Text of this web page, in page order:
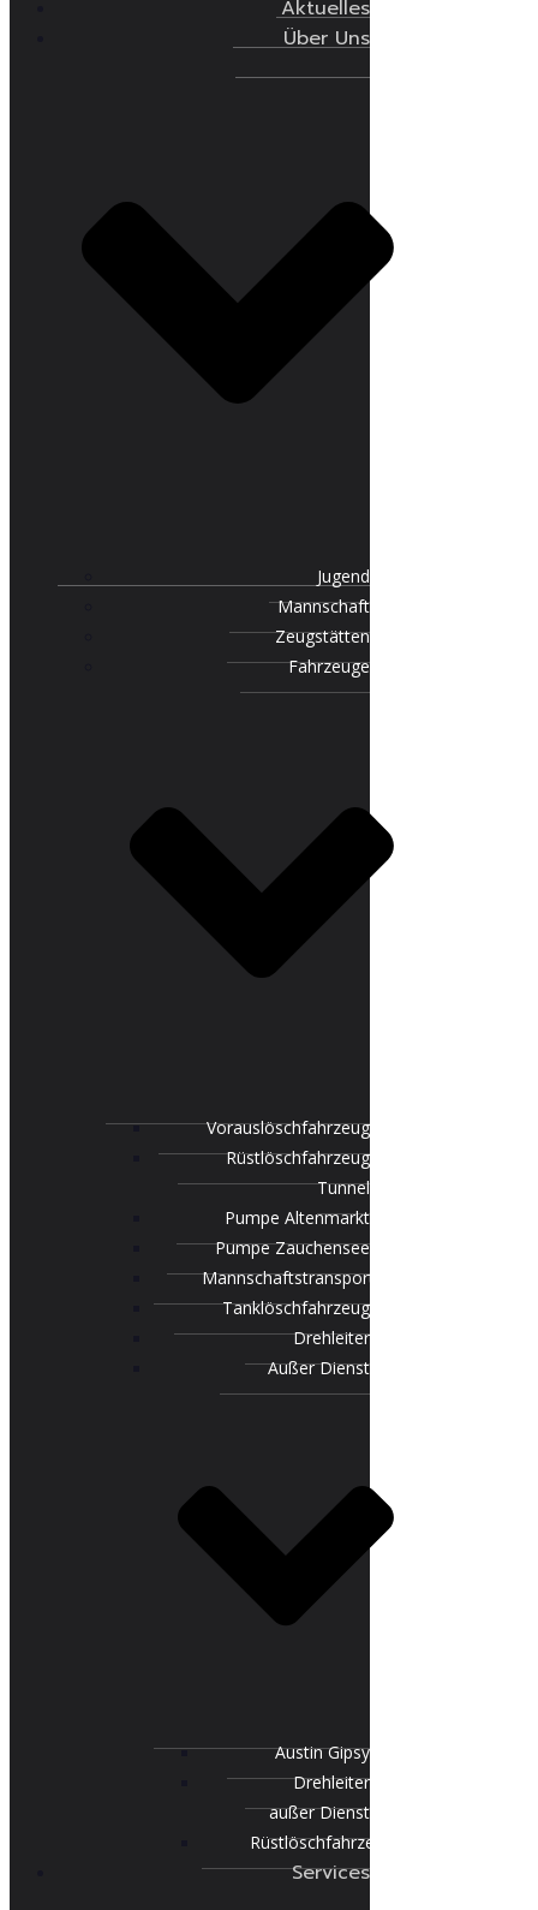
Aktuelles
Über Uns
Jugend
Mannschaft
Zeugstätten
Fahrzeuge
Vorauslöschfahrzeug
Rüstlöschfahrzeug
Tunnel
Pumpe Altenmarkt
Pumpe Zauchensee
Mannschaftstransportfahrzeug
Tanklöschfahrzeug
Drehleiter
Außer Dienst
Austin Gipsy
Drehleiter
außer Dienst
Rüstlöschfahrzeug
Services